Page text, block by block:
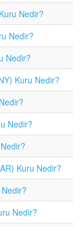
Nedir?
Nedir?
Nedir?
Kuru Nedir?
Nedir?
Kuru Nedir?
Nedir?